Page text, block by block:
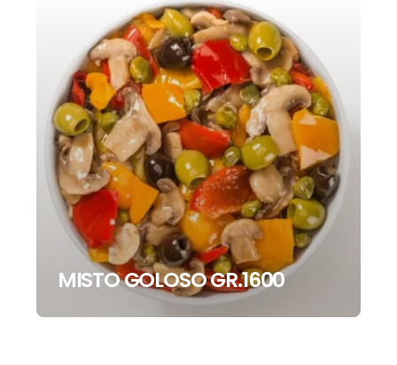
MISTO GOLOSO GR.1600